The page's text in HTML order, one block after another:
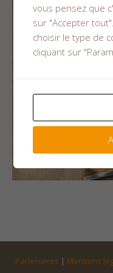
Partenaires | Mentions
vous pensez que
sur "Accepter
choisir le type de
cliquant sur